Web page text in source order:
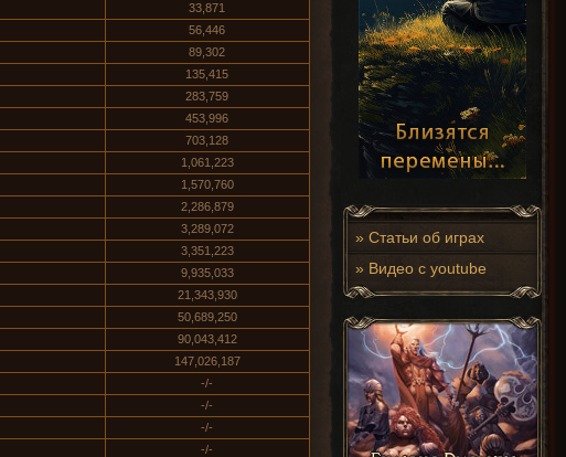
» Статьи об играх
» Видео с youtube
33,871
56,446
89,302
135,415
283,759
453,996
703,128
1,061,223
1,570,760
2,286,879
3,289,072
3,351,223
9,935,033
21,343,930
50,689,250
90,043,412
147,026,187
-/-
-/-
-/-
-/-